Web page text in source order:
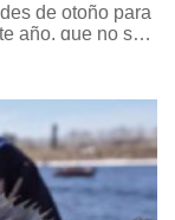
de otoño para
año, que no son